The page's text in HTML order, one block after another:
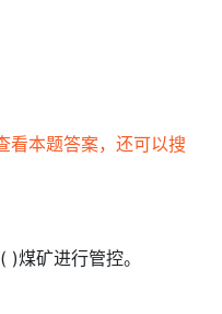
看本题答案，还可以搜
煤矿进行管控。